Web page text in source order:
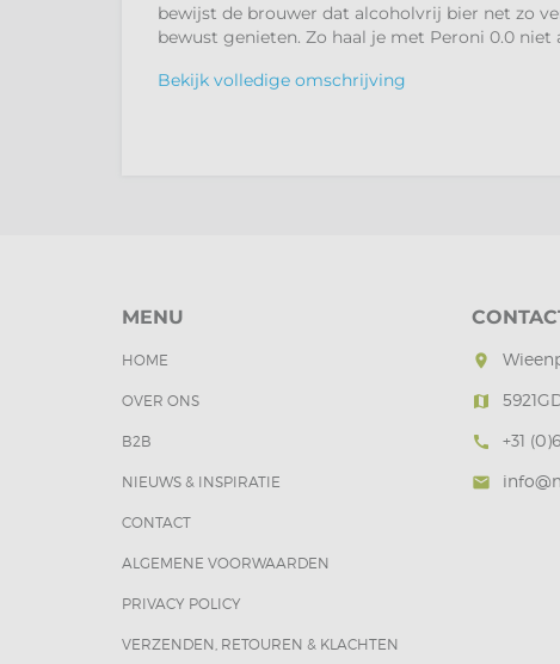
bewijst de brouwer dat alcoholvrij bier net zo
bewust genieten. Zo haal je met Peroni 0.0
Bekijk volledige omschrijving
MENU
HOME
OVER ONS
B2B
NIEUWS & INSPIRATIE
CONTACT
ALGEMENE VOORWAARDEN
PRIVACY POLICY
VERZENDEN, RETOUREN & KLACHTEN
room
map
call +31
mail